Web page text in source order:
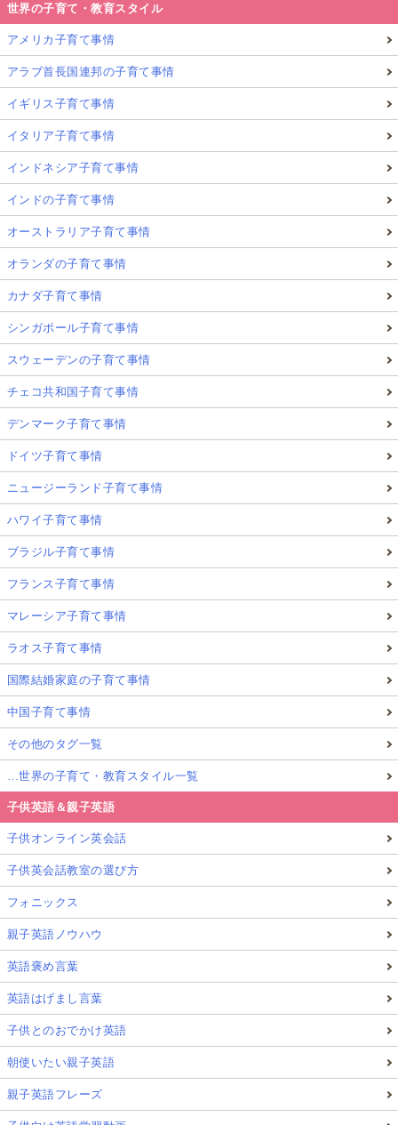
世界の子育て・教育スタイル
アメリカ子育て事情
アラブ首長国連邦の子育て事情
イギリス子育て事情
イタリア子育て事情
インドネシア子育て事情
インドの子育て事情
オーストラリア子育て事情
オランダの子育て事情
カナダ子育て事情
シンガポール子育て事情
スウェーデンの子育て事情
チェコ共和国子育て事情
デンマーク子育て事情
ドイツ子育て事情
ニュージーランド子育て事情
ハワイ子育て事情
ブラジル子育て事情
フランス子育て事情
マレーシア子育て事情
ラオス子育て事情
国際結婚家庭の子育て事情
中国子育て事情
その他のタグ一覧
…世界の子育て・教育スタイル一覧
子供英語＆親子英語
子供オンライン英会話
子供英会話教室の選び方
フォニックス
親子英語ノウハウ
英語褒め言葉
英語はげまし言葉
子供とのおでかけ英語
朝使いたい親子英語
親子英語フレーズ